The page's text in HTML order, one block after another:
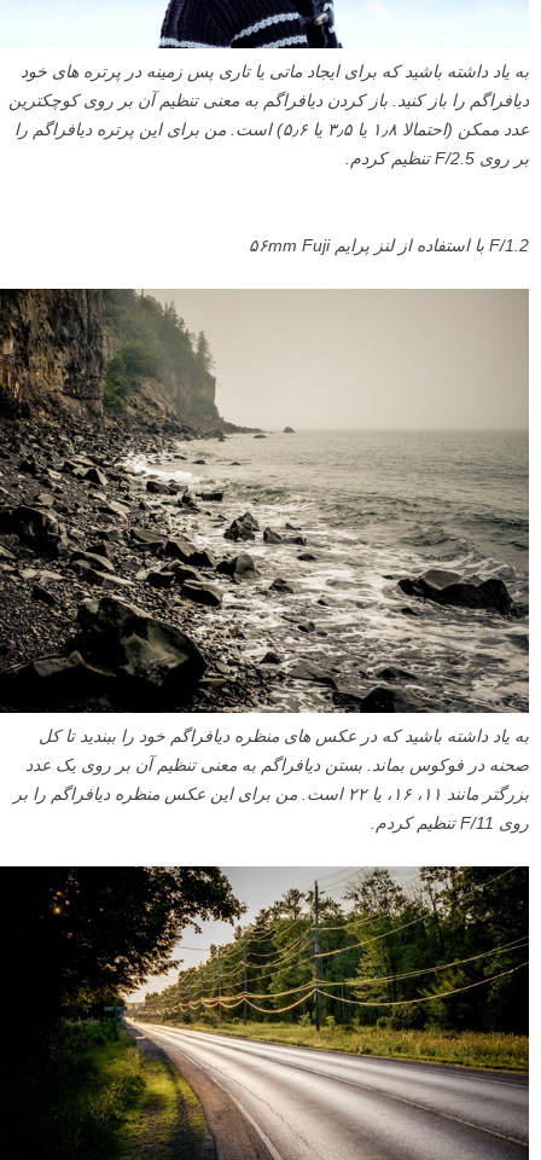
به یاد داشته باشید که برای ایجاد ماتی یا تاری پس زمینه در پرتره های خود
دیافراگم را باز کنید. باز کردن دیافراگم به معنی تنظیم آن بر روی کوچکترین
عدد ممکن (احتمالا ۱٫۸ یا ۳٫۵ یا ۵٫۶) است. من برای این پرتره دیافراگم را
بر روی F/2.5 تنظیم کردم.
F/1.2 با استفاده از لنز پرایم ۵۶mm Fuji
به یاد داشته باشید که در عکس های منظره دیافراگم خود را ببندید تا کل
صحنه در فوکوس بماند. بستن دیافراگم به معنی تنظیم آن بر روی یک عدد
بزرگتر مانند ۱۱، ۱۶، یا ۲۲ است. من برای این عکس منظره دیافراگم را بر
روی F/11 تنظیم کردم.